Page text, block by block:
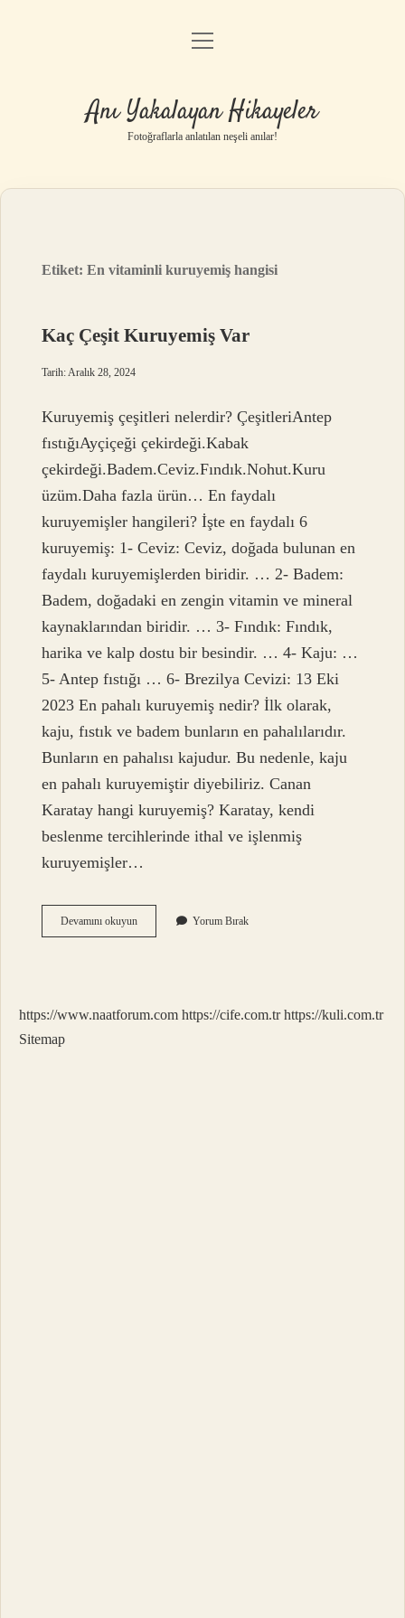
Anasayfa
Yasal Uyarı
menüyü
Anı Yakalayan Hikayeler
Fotoğraflarla anlatılan neşeli anılar!
Etiket:En vitaminli kuruyemiş hangisi
Kaç Çeşit Kuruyemiş Var
Tarih: Aralık 28, 2024
Kuruyemiş çeşitleri nelerdir? ÇeşitleriAntep
fıstığıAyçiçeği çekirdeği.Kabak
çekirdeği.Badem.Ceviz.Fındık.Nohut.Kuru
üzüm.Daha fazla ürün… En faydalı
kuruyemişler hangileri? İşte en faydalı 6
kuruyemiş: 1- Ceviz: Ceviz, doğada bulunan en
faydalı kuruyemişlerden biridir. … 2- Badem:
Badem, doğadaki en zengin vitamin ve mineral
kaynaklarından biridir. … 3- Fındık: Fındık,
harika ve kalp dostu bir besindir. … 4- Kaju: …
5- Antep fıstığı … 6- Brezilya Cevizi: 13 Eki
2023 En pahalı kuruyemiş nedir? İlk olarak,
kaju, fıstık ve badem bunların en pahalılarıdır.
Bunların en pahalısı kajudur. Bu nedenle, kaju
en pahalı kuruyemiştir diyebiliriz. Canan
Karatay hangi kuruyemiş? Karatay, kendi
beslenme tercihlerinde ithal ve işlenmiş
kuruyemişler…
Devamını okuyunKaç
Çeşit
Yorum Bırak
https://www.naatforum.com https://cife.com.tr https://kuli.com.tr
Sitemap